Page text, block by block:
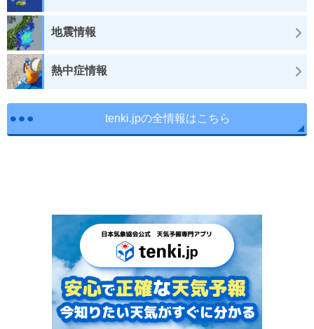
地震情報
熱中症情報
tenki.jpの全情報はこちら